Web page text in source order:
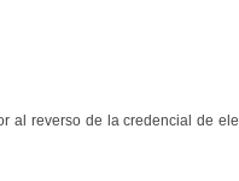
reverso de la credencial de